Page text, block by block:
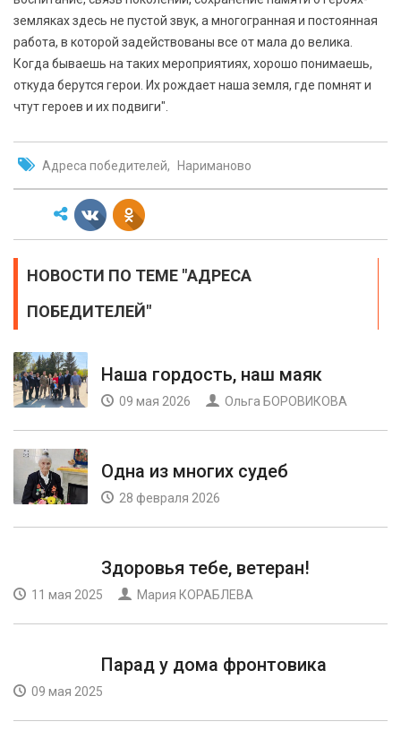
земляках здесь не пустой звук, а многогранная и постоянная
работа, в которой задействованы все от мала до велика.
Когда бываешь на таких мероприятиях, хорошо понимаешь,
откуда берутся герои. Их рождает наша земля, где помнят и
чтут героев и их подвиги".
Адреса победителей Нариманово
НОВОСТИ ПО ТЕМЕ "АДРЕСА
ПОБЕДИТЕЛЕЙ"
Наша гордость, наш маяк
09 мая 2026 Ольга БОРОВИКОВА
Одна из многих судеб
28 февраля 2026
Здоровья тебе, ветеран!
11 мая 2025 Мария КОРАБЛЕВА
Парад у дома фронтовика
09 мая 2025